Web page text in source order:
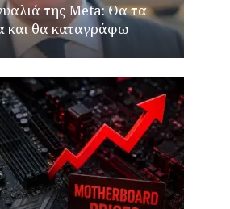
της Meta: Θα τα
και θα καταγράφω